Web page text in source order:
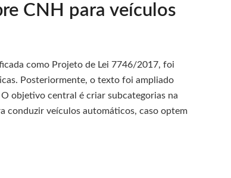
CNH para veículos
como Projeto de Lei 7746/2017, foi
Posteriormente, o texto foi ampliado
objetivo central é criar subcategorias na
conduzir veículos automáticos, caso optem